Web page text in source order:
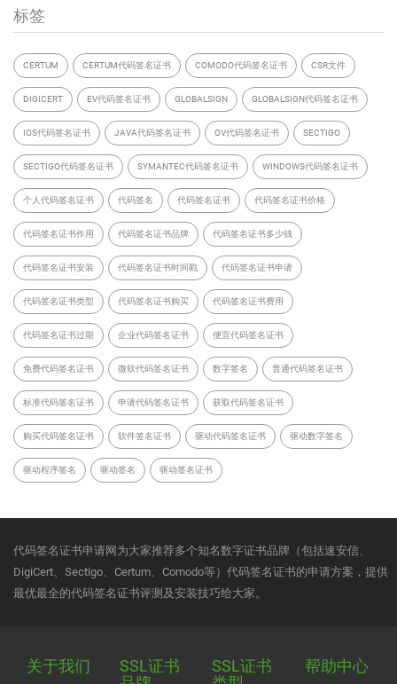
标签
CERTUM CERTUM代码签名证书 COMODO代码签名证书 CSR文件
DIGICERT EV代码签名证书 GLOBALSIGN GLOBALSIGN代码签名证书
IOS代码签名证书 JAVA代码签名证书 OV代码签名证书 SECTIGO
SECTIGO代码签名证书 SYMANTEC代码签名证书 WINDOWS代码签名证书
个人代码签名证书 代码签名 代码签名证书 代码签名证书价格
代码签名证书作用 代码签名证书品牌 代码签名证书多少钱
代码签名证书安装 代码签名证书时间戳 代码签名证书申请
代码签名证书类型 代码签名证书购买 代码签名证书费用
代码签名证书过期 企业代码签名证书 便宜代码签名证书
免费代码签名证书 微软代码签名证书 数字签名 普通代码签名证书
标准代码签名证书 申请代码签名证书 获取代码签名证书
购买代码签名证书 软件签名证书 驱动代码签名证书 驱动数字签名
驱动程序签名 驱动签名 驱动签名证书
代码签名证书申请网为大家推荐多个知名数字证书品牌（包括速安信、
DigiCert、Sectigo、Certum、Comodo等）代码签名证书的申请方案，提供
最优最全的代码签名证书评测及安装技巧给大家。
关于我们
SSL证书
SSL证书
帮助中心